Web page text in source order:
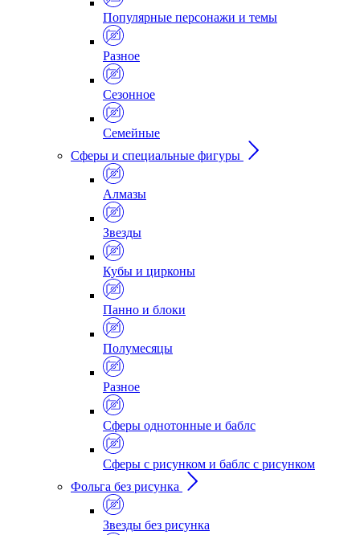
Популярные персонажи и темы
Разное
Сезонное
Семейные
Сферы и специальные фигуры
Алмазы
Звезды
Кубы и цирконы
Панно и блоки
Полумесяцы
Разное
Сферы однотонные и баблс
Сферы с рисунком и баблс с рисунком
Фольга без рисунка
Звезды без рисунка